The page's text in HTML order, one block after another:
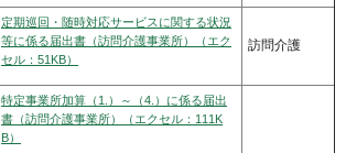
定期巡回・随時対応サービスに関する状況
等に係る届出書（訪問介護事業所）（エク
セル：51KB）
訪問介護
特定事業所加算（1.）～（4.）に係る届出
書（訪問介護事業所）（エクセル：111K
B）